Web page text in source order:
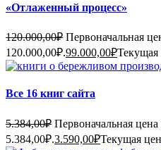
«Отлаженный процесс»
120.000,00₽ Первоначальная
120.000,00₽.99.000,00₽Текущая
Все 16 книг сайта
5.384,00₽ Первоначальная цена
5.384,00₽.3.590,00₽Текущая